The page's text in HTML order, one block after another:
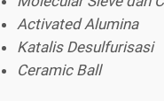
Activated Alumina
Katalis Desulfurisasi
Ceramic Ball